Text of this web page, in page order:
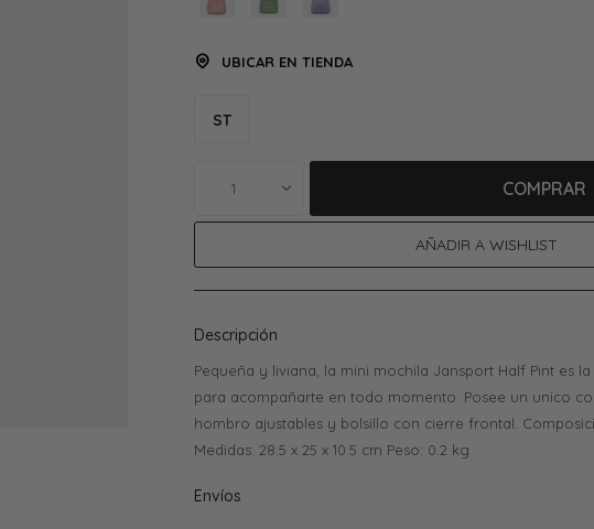
UBICAR EN TIENDA
ST
1 COMPRAR
Descripción
Pequeña y liviana, la mini mochila Jansport Half Pint es
para acompañarte en todo momento. Posee un unico
hombro ajustables y bolsillo con cierre frontal.
Medidas: 28.5 x 25 x 10.5 cm Peso: 0.2 kg
Envíos